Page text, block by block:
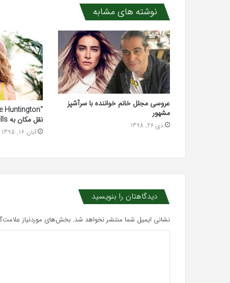
نوشته های مشابه
عروسی مجلل خانم خواننده با سرآشپز
مشهور
دی 26, 1398
نقل مکان به Beverly hills راضی نیست
آبان 16, 1395
دیدگاهتان را بنویسید
نشانی ایمیل شما منتشر نخواهد شد. بخش‌های موردنیاز